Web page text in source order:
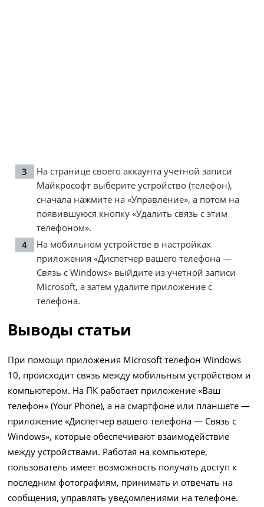
На странице своего аккаунта учетной записи
Майкрософт выберите устройство (телефон),
сначала нажмите на «Управление», а потом на
появившуюся кнопку «Удалить связь с этим
телефоном».
На мобильном устройстве в настройках
приложения «Диспетчер вашего телефона —
Связь с Windows» выйдите из учетной записи
Microsoft, а затем удалите приложение с
телефона.
Выводы статьи
При помощи приложения Microsoft телефон Windows
10, происходит связь между мобильным устройством и
компьютером. На ПК работает приложение «Ваш
телефон» (Your Phone), а на смартфоне или планшете —
приложение «Диспетчер вашего телефона — Связь с
Windows», которые обеспечивают взаимодействие
между устройствами. Работая на компьютере,
пользователь имеет возможность получать доступ к
последним фотографиям, принимать и отвечать на
сообщения, управлять уведомлениями на телефоне.